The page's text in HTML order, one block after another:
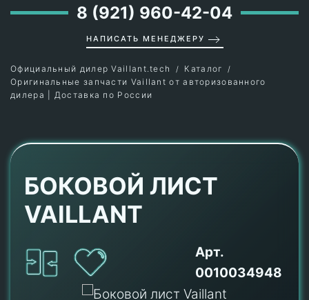
8 (921) 960-42-04
НАПИСАТЬ МЕНЕДЖЕРУ
Официальный дилер Vaillant.tech
Каталог
Оригинальные запчасти Vaillant от авторизованного
дилера | Доставка по России
БОКОВОЙ ЛИСТ
VAILLANT
Арт.
0010034948